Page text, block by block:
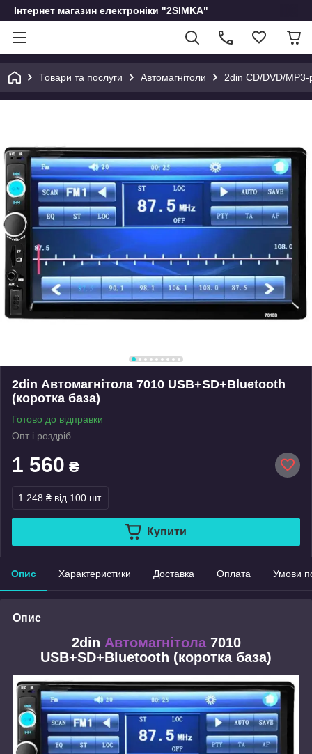
Інтернет магазин електроніки "2SIMKA"
Товари та послуги Автомагнітоли 2din CD/DVD/MP3-
2din Автомагнітола 7010 USB+SD+Bluetooth
(коротка база)
Готово до відправки
Опт і роздріб
1 560 ₴
1 248 ₴ від 100 шт.
Купити
Опис Характеристики Доставка Оплата Умови
Опис
2din Автомагнітола7010
USB+SD+Bluetooth (коротка база)